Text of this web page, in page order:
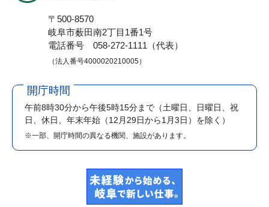
〒500-8570
岐阜市薮田南2丁目1番1号
電話番号 058-272-1111（代表）
（法人番号4000020210005）
開庁時間
午前8時30分から午後5時15分まで （土曜日、日曜日、祝
日、休日、年末年始（12月29日から1月3日）を除く）
※一部、開庁時間の異なる機関、施設があります。